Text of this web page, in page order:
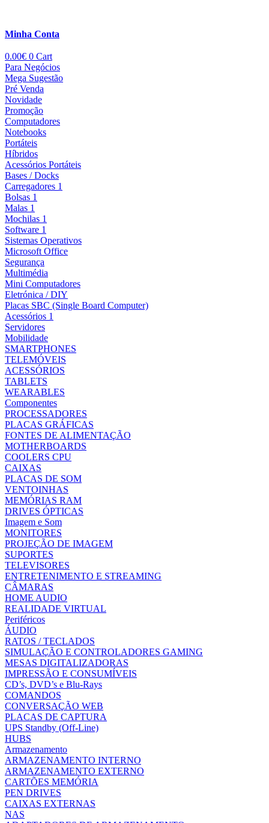
Minha Conta
0.00€ 0 Cart
Para Negócios
Mega Sugestão
Pré Venda
Novidade
Promoção
Computadores
Notebooks
Portáteis
Híbridos
Acessórios Portáteis
Bases / Docks
Carregadores 1
Bolsas 1
Malas 1
Mochilas 1
Software 1
Sistemas Operativos
Microsoft Office
Segurança
Multimédia
Mini Computadores
Eletrónica / DIY
Placas SBC (Single Board Computer)
Acessórios 1
Servidores
Mobilidade
SMARTPHONES
TELEMÓVEIS
ACESSÓRIOS
TABLETS
WEARABLES
Componentes
PROCESSADORES
PLACAS GRÁFICAS
FONTES DE ALIMENTAÇÃO
MOTHERBOARDS
COOLERS CPU
CAIXAS
PLACAS DE SOM
VENTOINHAS
MEMÓRIAS RAM
DRIVES ÓPTICAS
Imagem e Som
MONITORES
PROJEÇÃO DE IMAGEM
SUPORTES
TELEVISORES
ENTRETENIMENTO E STREAMING
CÂMARAS
HOME AUDIO
REALIDADE VIRTUAL
Periféricos
ÁUDIO
RATOS / TECLADOS
SIMULAÇÃO E CONTROLADORES GAMING
MESAS DIGITALIZADORAS
IMPRESSÃO E CONSUMÍVEIS
CD’s, DVD’s e Blu-Rays
COMANDOS
CONVERSAÇÃO WEB
PLACAS DE CAPTURA
UPS Standby (Off-Line)
HUBS
Armazenamento
ARMAZENAMENTO INTERNO
ARMAZENAMENTO EXTERNO
CARTÕES MEMÓRIA
PEN DRIVES
CAIXAS EXTERNAS
NAS